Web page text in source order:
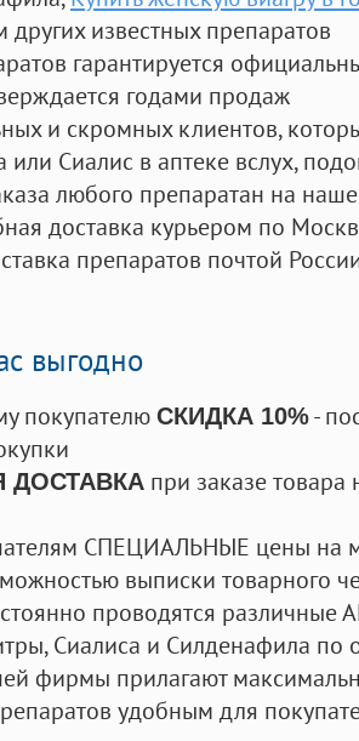
известных препаратов
гарантируется
годами продаж
и скромных клиентов,
или Сиалис в аптеке вслух,
любого препаратан на
доставка курьером по
препаратов почтой
выгодно
покупателю СКИДКА 10%-
ДОСТАВКА при заказе
СПЕЦИАЛЬНЫЕ цены на
выписки товарного
проводятся
Сиалиса и Силденафила по
фирмы прилагают
удобным для